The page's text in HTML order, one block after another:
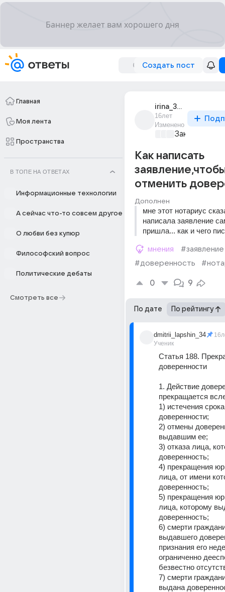
Создать пост
Главная
Моя лента
Пространства
В ТОПЕ НА ОТВЕТАХ
Информационные технологии
А сейчас что-то совсем другое
О любви без купюр
Философский вопрос
Политические дебаты
Смотреть все
irina_32737
16лет
Изменено
Закон и
Как написать
отменить
Дополнен
мне этот нотариус
написала заявление
пришла... как и чего
мнения
#заявление
#доверенность
0 9
По дате По рейтингу
dmitrii_lapshin_34
Ученик
Статья 188.
доверенности
1. Действие
прекращается
1) истечения срока
доверенности;
2) отмены
выдавшим ее;
3) отказа лица,
доверенность;
4) прекращения
лица, от имени
доверенность;
5) прекращения
лица, которому
доверенность;
6) смерти
выдавшего
признания его
ограниченно
безвестно
7) смерти
выдана